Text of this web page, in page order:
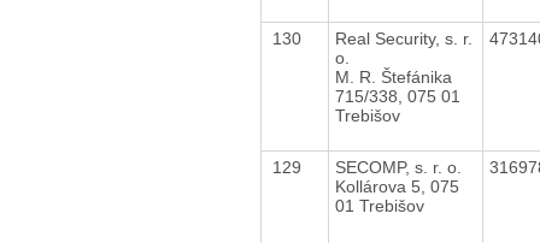
130
Real Security, s. r.
o.
M. R. Štefánika
715/338, 075 01
Trebišov
129
SECOMP, s. r. o.
Kollárova 5, 075
01 Trebišov